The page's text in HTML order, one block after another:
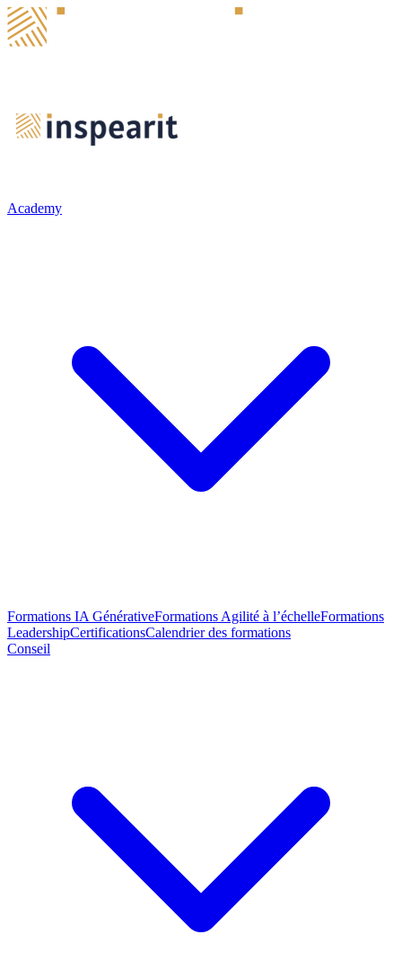
Academy
Formations IA GénérativeFormations Agilité à l’échelleFormations
LeadershipCertificationsCalendrier des formations
Conseil